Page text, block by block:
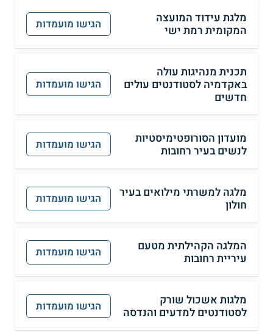
מלגת עידוד המועצה
המקומית רמת ישי
הגישו מועמדות
תכנית מנהיגות עולה
באקדמיה לסטודנטים עולים
חדשים
הגישו מועמדות
מועדון הסורופטימיסטיות
לנשים בעיר רחובות
הגישו מועמדות
מלגה למשרתי מילואים בעיר
חולון
הגישו מועמדות
המלגה הקהילתית מטעם
עיריית רחובות
הגישו מועמדות
מלגות אשכול שורק
לסטודנטים למדעים והנדסה
הגישו מועמדות